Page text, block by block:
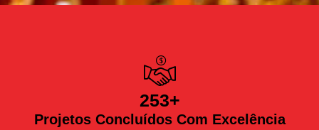
Projetos Concluídos Com Excelência
253+